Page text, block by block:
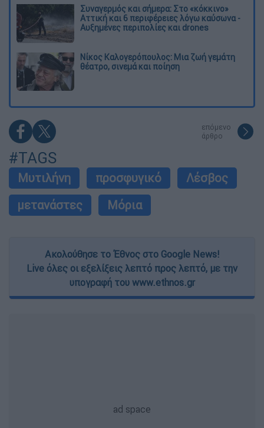
Συναγερμός και σήμερα: Στο «κόκκινο»
Αττική και 6 περιφέρειες λόγω καύσωνα -
Αυξημένες περιπολίες και drones
Νίκος Καλογερόπουλος: Μια ζωή γεμάτη
θέατρο, σινεμά και ποίηση
επόμενο
άρθρο
#TAGS
Μυτιλήνη προσφυγικό
Λέσβος
μετανάστες
Μόρια
Ακολούθησε το Έθνος στο Google News!
Live όλες οι εξελίξεις λεπτό προς λεπτό, με την
υπογραφή του www.ethnos.gr